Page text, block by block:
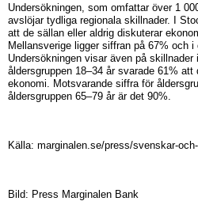
Undersökningen, som omfattar över 1
avslöjar tydliga regionala skillnader. I
att de sällan eller aldrig diskuterar
Mellansverige ligger siffran på 67% och i
Undersökningen visar även på skillnader
åldersgruppen 18–34 år svarade 61%
ekonomi. Motsvarande siffra för
åldersgruppen 65–79 år är det 90%.
Källa: marginalen.se/press/svenskar-
Bild: Press Marginalen Bank